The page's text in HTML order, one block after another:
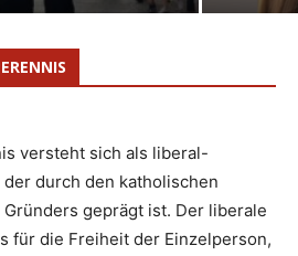
versteht sich als liberal-
durch den katholischen
geprägt ist. Der liberale
für die Freiheit der Einzelperson,